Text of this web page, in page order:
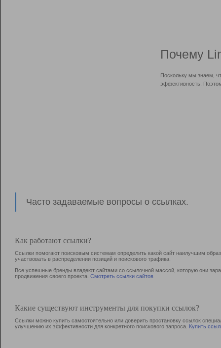
Почему
Поскольку мы знаем,
эффективность.
Часто задаваемые вопросы о ссылках.
Как работают ссылки?
Ссылки помогают поисковым системам определить какой сайт наилучшим
участвовать в раcпределении позиций и поискового трафика.
Все успешные бренды владеют сайтами со ссылочной массой, которую они
продвижения своего проекта. Смотреть ссылки сайтов
Какие существуют инструменты для покупки ссылок?
Ссылки можно купить самостоятельно или доверить простановку ссылок
улучшению их эффективности для конкретного поискового запроса. Купить